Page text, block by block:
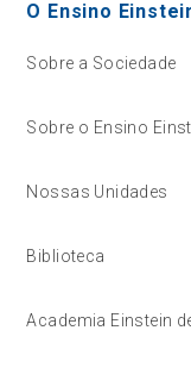
O Ensino
Sobre a Sociedade
Sobre o Ensino
Nossas Unidades
Biblioteca
Academia Einstein